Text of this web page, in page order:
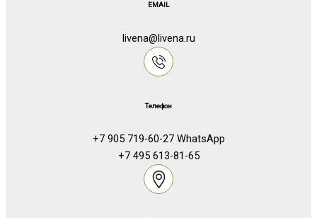
EMAIL
livena@livena.ru
Телефон
+7 905 719-60-27 WhatsApp
+7 495 613-81-65